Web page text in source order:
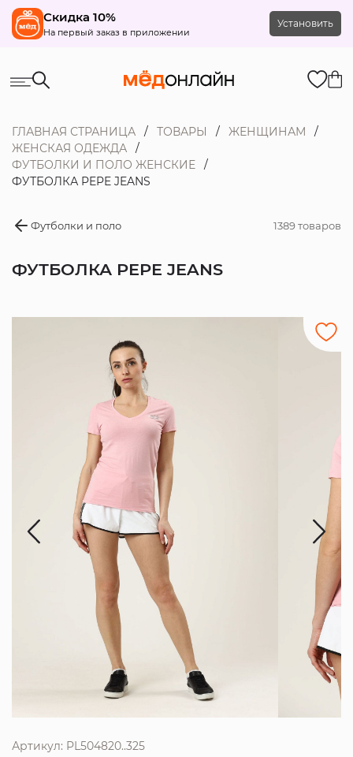
Скидка 10%
На первый заказ в приложении
Установить
ГЛАВНАЯ СТРАНИЦА ТОВАРЫ
ЖЕНЩИНАМ
ЖЕНСКАЯ ОДЕЖДА
ФУТБОЛКИ И ПОЛО ЖЕНСКИЕ
ФУТБОЛКА PEPE JEANS
Футболки и поло 1389 товаров
ФУТБОЛКА PEPE JEANS
Артикул: PL504820..325